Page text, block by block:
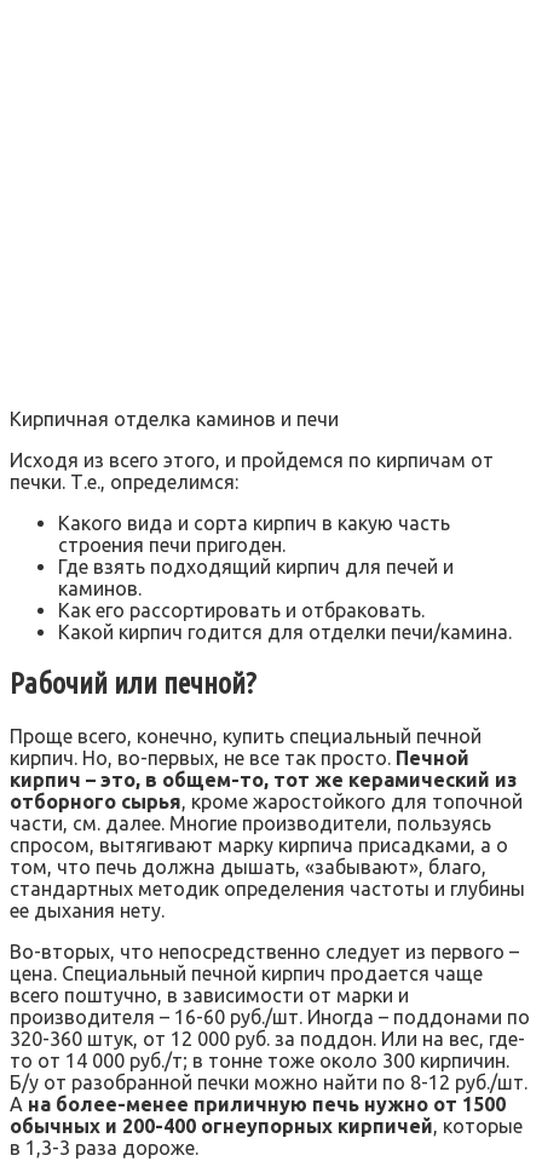
Кирпичная отделка каминов и печи
Исходя из всего этого, и пройдемся по кирпичам от
печки. Т.е., определимся:
Какого вида и сорта кирпич в какую часть
строения печи пригоден.
Где взять подходящий кирпич для печей и
каминов.
Как его рассортировать и отбраковать.
Какой кирпич годится для отделки печи/камина.
Рабочий или печной?
Проще всего, конечно, купить специальный печной
кирпич. Но, во-первых, не все так просто. Печной
кирпич – это, в общем-то, тот же керамический из
отборного сырья, кроме жаростойкого для топочной
части, см. далее. Многие производители, пользуясь
спросом, вытягивают марку кирпича присадками, а о
том, что печь должна дышать, «забывают», благо,
стандартных методик определения частоты и глубины
ее дыхания нету.
Во-вторых, что непосредственно следует из первого –
цена. Специальный печной кирпич продается чаще
всего поштучно, в зависимости от марки и
производителя – 16-60 руб./шт. Иногда – поддонами по
320-360 штук, от 12 000 руб. за поддон. Или на вес, где-
то от 14 000 руб./т; в тонне тоже около 300 кирпичин.
Б/у от разобранной печки можно найти по 8-12 руб./шт.
А на более-менее приличную печь нужно от 1500
обычных и 200-400 огнеупорных кирпичей, которые
в 1,3-3 раза дороже.